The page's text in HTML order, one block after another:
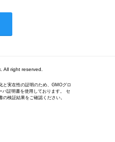
All right reserved.
と実在性の証明のため、GMOグロ
バ証明書を使用しております。 セ
検証結果をご確認ください。